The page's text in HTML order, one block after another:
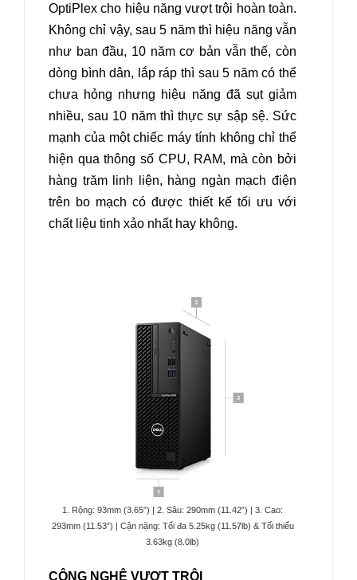
OptiPlex cho hiệu năng vượt trội hoàn toàn.
Không chỉ vậy, sau 5 năm thì hiệu năng vẫn
như ban đầu, 10 năm cơ bản vẫn thế, còn
dòng bình dân, lắp ráp thì sau 5 năm có thể
chưa hỏng nhưng hiệu năng đã sụt giảm
nhiều, sau 10 năm thì thực sự sập sệ. Sức
mạnh của một chiếc máy tính không chỉ thể
hiện qua thông số CPU, RAM, mà còn bởi
hàng trăm linh liện, hàng ngàn mạch điện
trên bo mạch có được thiết kế tối ưu với
chất liệu tinh xảo nhất hay không.
1. Rộng: 93mm (3.65”) | 2. Sâu: 290mm (11.42”) | 3. Cao:
293mm (11.53”) | Cận nặng: Tối đa 5.25kg (11.57lb) & Tối thiểu
3.63kg (8.0lb)
CÔNG NGHỆ VƯỢT TRỘI